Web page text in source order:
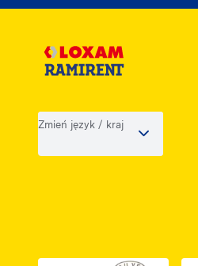
Zmień język / kraj